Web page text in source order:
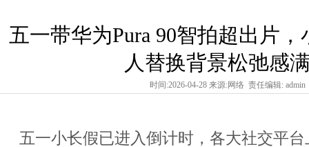
五一带华为Pura 90智拍超出片
人替换背景松弛感
时间:2026-04-28 来源:网络 责任编辑: admin
五一小长假已进入倒计时，各大社交平